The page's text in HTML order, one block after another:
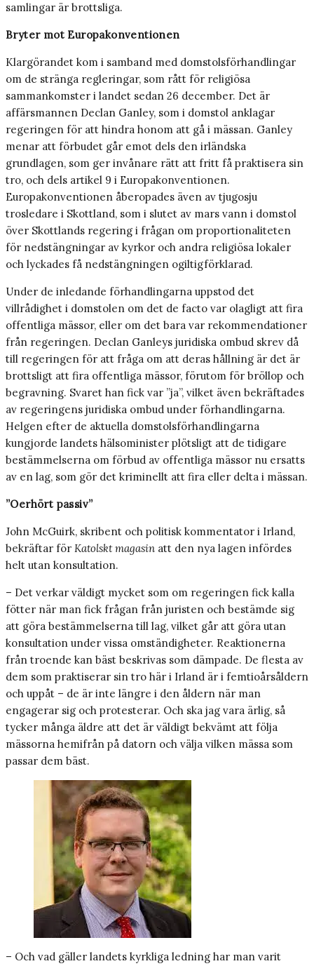
samlingar är brottsliga.
Bryter mot Europakonventionen
Klargörandet kom i samband med domstolsförhandlingar
om de stränga regleringar, som rått för religiösa
sammankomster i landet sedan 26 december. Det är
affärsmannen Declan Ganley, som i domstol anklagar
regeringen för att hindra honom att gå i mässan. Ganley
menar att förbudet går emot dels den irländska
grundlagen, som ger invånare rätt att fritt få praktisera sin
tro, och dels artikel 9 i Europakonventionen.
Europakonventionen åberopades även av tjugosju
trosledare i Skottland, som i slutet av mars vann i domstol
över Skottlands regering i frågan om proportionaliteten
för nedstängningar av kyrkor och andra religiösa lokaler
och lyckades få nedstängningen ogiltigförklarad.
Under de inledande förhandlingarna uppstod det
villrådighet i domstolen om det de facto var olagligt att fira
offentliga mässor, eller om det bara var rekommendationer
från regeringen. Declan Ganleys juridiska ombud skrev då
till regeringen för att fråga om att deras hållning är det är
brottsligt att fira offentliga mässor, förutom för bröllop och
begravning. Svaret han fick var ”ja”, vilket även bekräftades
av regeringens juridiska ombud under förhandlingarna.
Helgen efter de aktuella domstolsförhandlingarna
kungjorde landets hälsominister plötsligt att de tidigare
bestämmelserna om förbud av offentliga mässor nu ersatts
av en lag, som gör det kriminellt att fira eller delta i mässan.
”Oerhört passiv”
John McGuirk, skribent och politisk kommentator i Irland,
bekräftar för Katolskt magasin att den nya lagen infördes
helt utan konsultation.
– Det verkar väldigt mycket som om regeringen fick kalla
fötter när man fick frågan från juristen och bestämde sig
att göra bestämmelserna till lag, vilket går att göra utan
konsultation under vissa omständigheter. Reaktionerna
från troende kan bäst beskrivas som dämpade. De flesta av
dem som praktiserar sin tro här i Irland är i femtioårsåldern
och uppåt – de är inte längre i den åldern när man
engagerar sig och protesterar. Och ska jag vara ärlig, så
tycker många äldre att det är väldigt bekvämt att följa
mässorna hemifrån på datorn och välja vilken mässa som
passar dem bäst.
– Och vad gäller landets kyrkliga ledning har man varit